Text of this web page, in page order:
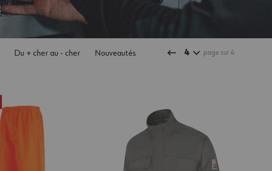
4 page sur 4
Du + cher au - cher Nouveautés